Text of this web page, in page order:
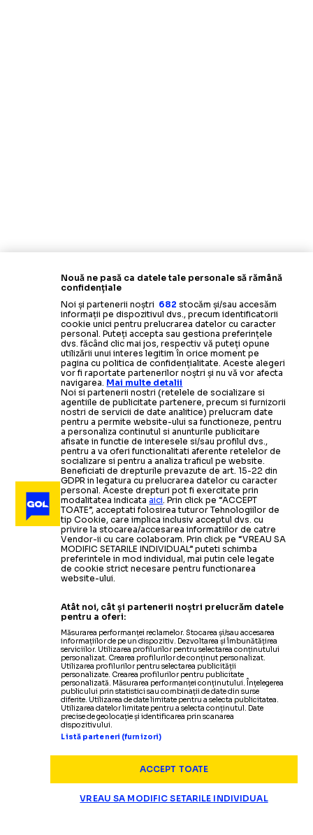
Nouă ne pasă ca datele tale personale să rămână
confidențiale
Noi și partenerii noștri 682 stocăm și/sau accesăm
informații pe dispozitivul dvs., precum identificatorii
cookie unici pentru prelucrarea datelor cu caracter
personal. Puteți accepta sau gestiona preferințele
dvs. făcând clic mai jos, respectiv vă puteți opune
utilizării unui interes legitim în orice moment pe
pagina cu politica de confidențialitate. Aceste alegeri
vor fi raportate partenerilor noștri și nu vă vor afecta
navigarea. Mai multe detalii
Noi si partenerii nostri (retelele de socializare si
agentiile de publicitate partenere, precum si furnizorii
nostri de servicii de date analitice) prelucram date
pentru a permite website-ului sa functioneze, pentru
a personaliza continutul si anunturile publicitare
afisate in functie de interesele si/sau profilul dvs.,
pentru a va oferi functionalitati aferente retelelor de
socializare si pentru a analiza traficul pe website.
Beneficiati de drepturile prevazute de art. 15-22 din
GDPR in legatura cu prelucrarea datelor cu caracter
personal. Aceste drepturi pot fi exercitate prin
modalitatea indicataaici. Prin click pe “ACCEPT
TOATE”, acceptati folosirea tuturor Tehnologiilor de
tip Cookie, care implica inclusiv acceptul dvs. cu
privire la stocarea/accesarea informatiilor de catre
Vendor-ii cu care colaboram. Prin click pe “VREAU SA
MODIFIC SETARILE INDIVIDUAL” puteti schimba
preferintele in mod individual, mai putin cele legate
de cookie strict necesare pentru functionarea
website-ului.
Atât noi, cât și partenerii noștri prelucrăm datele
pentru a oferi:
Măsurarea performanței reclamelor. Stocarea și/sau accesarea
informațiilor de pe un dispozitiv. Dezvoltarea și îmbunătățirea
serviciilor. Utilizarea profilurilor pentru selectarea conținutului
personalizat. Crearea profilurilor de conținut personalizat.
Utilizarea profilurilor pentru selectarea publicității
personalizate. Crearea profilurilor pentru publicitate
personalizată. Măsurarea performanței conținutului. Înțelegerea
publicului prin statistici sau combinații de date din surse
diferite. Utilizarea de date limitate pentru a selecta publicitatea.
Utilizarea datelor limitate pentru a selecta conținutul. Date
precise de geolocație și identificarea prin scanarea
dispozitivului.
Listă parteneri (furnizori)
ACCEPT TOATE
VREAU SA MODIFIC SETARILE INDIVIDUAL